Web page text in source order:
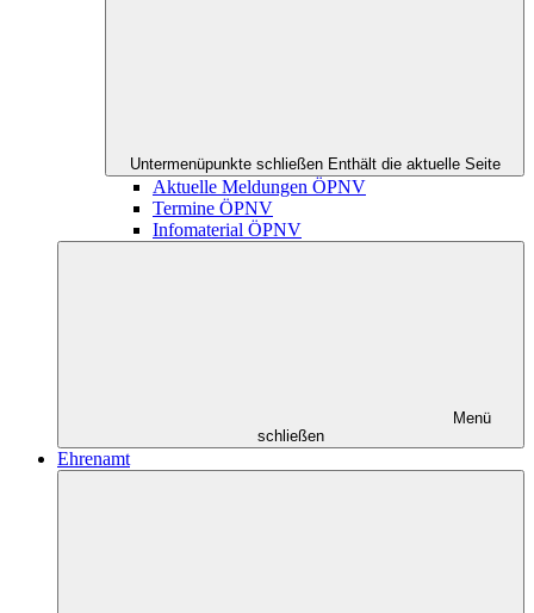
Untermenüpunkte schließen Enthält die aktuelle Seite
Aktuelle Meldungen ÖPNV
Termine ÖPNV
Infomaterial ÖPNV
Menü
schließen
Ehrenamt